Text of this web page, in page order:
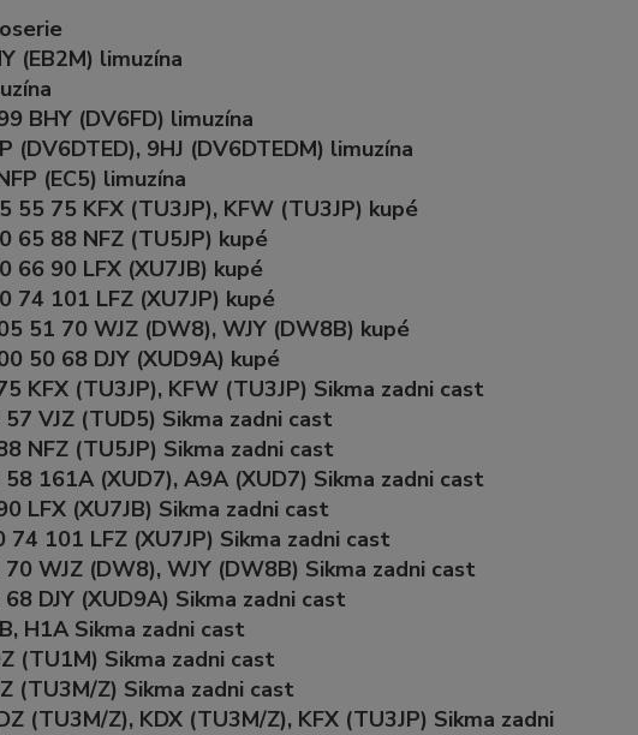
(EB2M) limuzína
BHY (DV6FD) limuzína
(DV6DTED), 9HJ (DV6DTEDM) limuzína
(EC5) limuzína
55 75 KFX (TU3JP), KFW (TU3JP) kupé
65 88 NFZ (TU5JP) kupé
66 90 LFX (XU7JB) kupé
74 101 LFZ (XU7JP) kupé
51 70 WJZ (DW8), WJY (DW8B) kupé
50 68 DJY (XUD9A) kupé
KFX (TU3JP), KFW (TU3JP) Sikma zadni cast
VJZ (TUD5) Sikma zadni cast
NFZ (TU5JP) Sikma zadni cast
161A (XUD7), A9A (XUD7) Sikma zadni cast
LFX (XU7JB) Sikma zadni cast
101 LFZ (XU7JP) Sikma zadni cast
WJZ (DW8), WJY (DW8B) Sikma zadni cast
DJY (XUD9A) Sikma zadni cast
H1A Sikma zadni cast
(TU1M) Sikma zadni cast
(TU3M/Z) Sikma zadni cast
(TU3M/Z), KDX (TU3M/Z), KFX (TU3JP) Sikma zadni